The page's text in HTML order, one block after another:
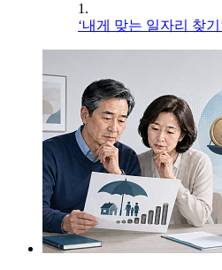
1.
‘내게 맞는 일자리 찾